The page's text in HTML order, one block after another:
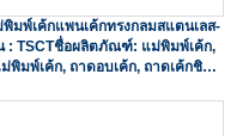
พิมพ์เค้กแพนเค้กทรงกลมสแตนเลส-
: TSCTชื่อผลิตภัณฑ์: แม่พิมพ์เค้ก,
พิมพ์เค้ก, ถาดอบเค้ก, ถาดเค้กชิฟ